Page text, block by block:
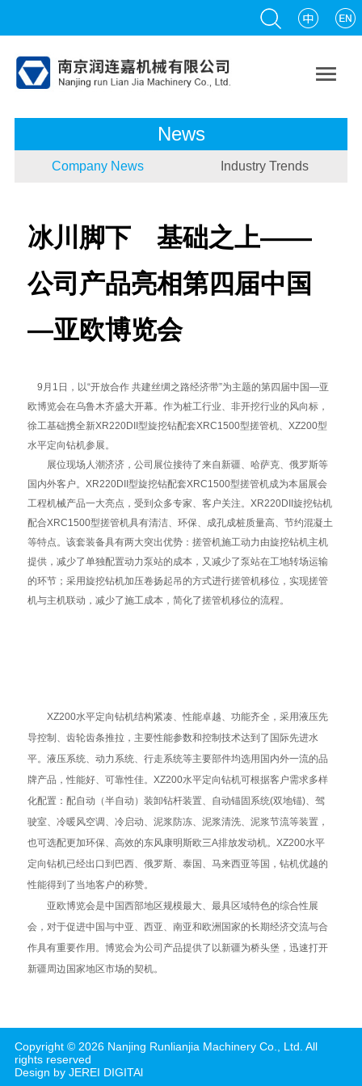

News
Company News Industry Trends
冰川脚下 基础之上——
公司产品亮相第四届中国
—亚欧博览会
9月1日，以“开放合作 共建丝绸之路经济带”为主题的第四届中国—亚
欧博览会在乌鲁木齐盛大开幕。作为桩工行业、非开挖行业的风向标，
徐工基础携全新XR220DII型旋挖钻配套XRC1500型搓管机、XZ200型
水平定向钻机参展。
展位现场人潮济济，公司展位接待了来自新疆、哈萨克、俄罗斯等
国内外客户。XR220DII型旋挖钻配套XRC1500型搓管机成为本届展会
工程机械产品一大亮点，受到众多专家、客户关注。XR220DII旋挖钻机
配合XRC1500型搓管机具有清洁、环保、成孔成桩质量高、节约混凝土
等特点。该套装备具有两大突出优势：搓管机施工动力由旋挖钻机主机
提供，减少了单独配置动力泵站的成本，又减少了泵站在工地转场运输
的环节；采用旋挖钻机加压卷扬起吊的方式进行搓管机移位，实现搓管
机与主机联动，减少了施工成本，简化了搓管机移位的流程。
XZ200水平定向钻机结构紧凑、性能卓越、功能齐全，采用液压先
导控制、齿轮齿条推拉，主要性能参数和控制技术达到了国际先进水
平。液压系统、动力系统、行走系统等主要部件均选用国内外一流的品
牌产品，性能好、可靠性佳。XZ200水平定向钻机可根据客户需求多样
化配置：配自动（半自动）装卸钻杆装置、自动锚固系统(双地锚)、驾
驶室、冷暖风空调、冷启动、泥浆防冻、泥浆清洗、泥浆节流等装置，
也可选配更加环保、高效的东风康明斯欧三A排放发动机。XZ200水平
定向钻机已经出口到巴西、俄罗斯、泰国、马来西亚等国，钻机优越的
性能得到了当地客户的称赞。
亚欧博览会是中国西部地区规模最大、最具区域特色的综合性展
会，对于促进中国与中亚、西亚、南亚和欧洲国家的长期经济交流与合
作具有重要作用。博览会为公司产品提供了以新疆为桥头堡，迅速打开
新疆周边国家地区市场的契机。
Copyright © 2026 Nanjing Runlianjia Machinery Co., Ltd. All
rights reserved
Design by JEREI DIGITAl